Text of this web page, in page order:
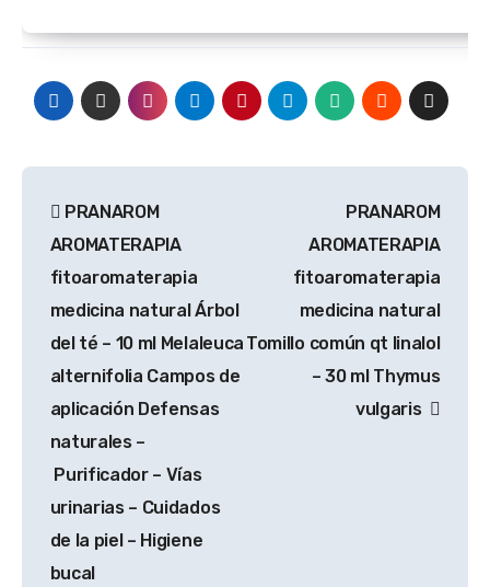
de
entradas
PRANAROM
AROMATERAPIA
fitoaromaterapia
medicina natural Árbol
del té – 10 ml Melaleuca
alternifolia Campos de
aplicación Defensas
naturales –
Purificador – Vías
urinarias – Cuidados
de la piel – Higiene
bucal
PRANAROM
AROMATERAPIA
fitoaromaterapia
medicina natural
Tomillo común qt linalol
– 30 ml Thymus
vulgaris